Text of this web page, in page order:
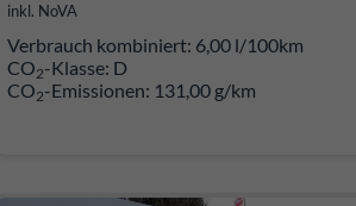
inkl. NoVA
Verbrauch kombiniert: 6,00 l/100km
CO2-Klasse: D
CO2-Emissionen: 131,00 g/km